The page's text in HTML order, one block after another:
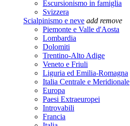
Escursionismo in famiglia
Svizzera
Scialpinismo e neve add remove
Piemonte e Valle d'Aosta
Lombardia
Dolomiti
Trentino-Alto Adige
Veneto e Friuli
Liguria ed Emilia-Romagna
Italia Centrale e Meridionale
Europa
Paesi Extraeuropei
Introvabili
Francia